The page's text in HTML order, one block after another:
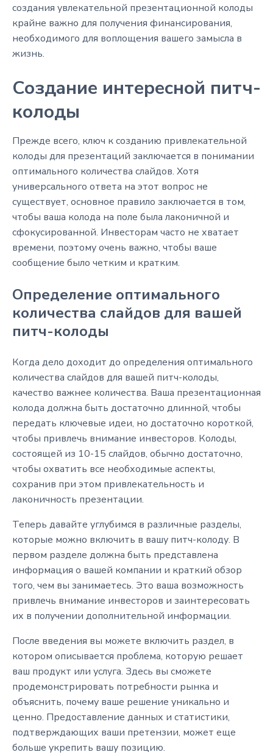
создания увлекательной презентационной колоды
крайне важно для получения финансирования,
необходимого для воплощения вашего замысла в
жизнь.
Создание интересной питч-
колоды
Прежде всего, ключ к созданию привлекательной
колоды для презентаций заключается в понимании
оптимального количества слайдов. Хотя
универсального ответа на этот вопрос не
существует, основное правило заключается в том,
чтобы ваша колода на поле была лаконичной и
сфокусированной. Инвесторам часто не хватает
времени, поэтому очень важно, чтобы ваше
сообщение было четким и кратким.
Определение оптимального
количества слайдов для вашей
питч-колоды
Когда дело доходит до определения оптимального
количества слайдов для вашей питч-колоды,
качество важнее количества. Ваша презентационная
колода должна быть достаточно длинной, чтобы
передать ключевые идеи, но достаточно короткой,
чтобы привлечь внимание инвесторов. Колоды,
состоящей из 10-15 слайдов, обычно достаточно,
чтобы охватить все необходимые аспекты,
сохранив при этом привлекательность и
лаконичность презентации.
Теперь давайте углубимся в различные разделы,
которые можно включить в вашу питч-колоду. В
первом разделе должна быть представлена
информация о вашей компании и краткий обзор
того, чем вы занимаетесь. Это ваша возможность
привлечь внимание инвесторов и заинтересовать
их в получении дополнительной информации.
После введения вы можете включить раздел, в
котором описывается проблема, которую решает
ваш продукт или услуга. Здесь вы сможете
продемонстрировать потребности рынка и
объяснить, почему ваше решение уникально и
ценно. Предоставление данных и статистики,
подтверждающих ваши претензии, может еще
больше укрепить вашу позицию.